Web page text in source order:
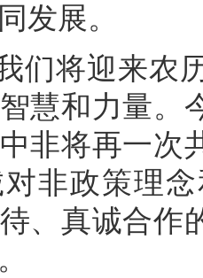
发展。
们将迎来农
慧和力量。
非将再一次
非政策理
、真诚合作